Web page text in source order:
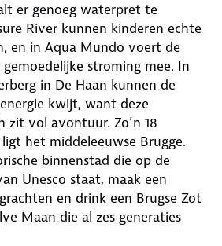
er genoeg waterpret te
River kunnen kinderen echte
en in Aqua Mundo voert de
stroming mee. In
in De Haan kunnen de
kwijt, want deze
zit vol avontuur. Zo’n 18
het middeleeuwse Brugge.
binnenstad die op de
Unesco staat, maak een
en drink een Brugse Zot
Maan die al zes generaties